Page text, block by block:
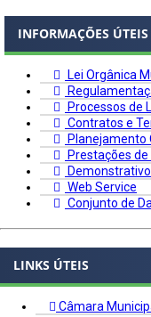
INFORMAÇÕES ÚTEIS
Lei Orgânica
Processos de
Contratos e
Planejamento
Prestações de
Web Service
Conjunto de
LINKS ÚTEIS
Câmara